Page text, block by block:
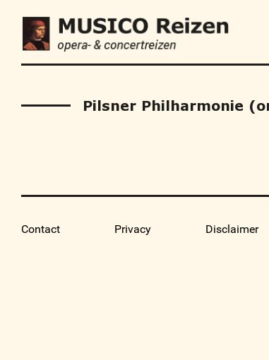
Pilsner Philharmonie
Contact Privacy Disclaimer